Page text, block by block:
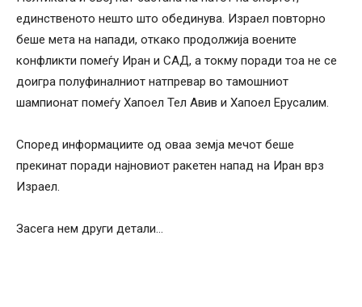
единственото нешто што обединува. Израел повторно
беше мета на напади, откако продолжија воените
конфликти помеѓу Иран и САД, а токму поради тоа не се
доигра полуфиналниот натпревар во тамошниот
шампионат помеѓу Хапоел Тел Авив и Хапоел Ерусалим.
Според информациите од оваа земја мечот беше
прекинат поради најновиот ракетен напад на Иран врз
Израел.
Засега нем други детали…